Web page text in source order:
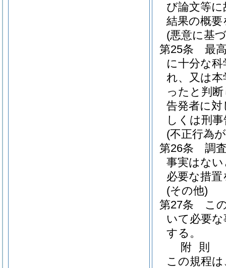
び論文等
結果の概
(悪意に基
第25条
最
に十分な
れ、又は
ったと判
告発者に
しくは刑
(不正行為
第26条
調
事実はな
必要な措
(その他)
第27条
こ
いて必要
する。
附 則
この規程